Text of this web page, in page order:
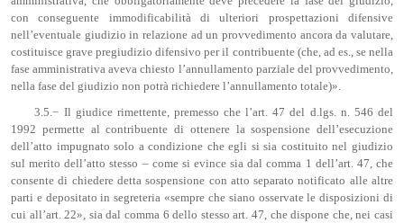
con conseguente immodificabilità di ulteriori prospettazioni difensive
nell’eventuale giudizio in relazione ad un provvedimento ancora da valutare,
costituisce grave pregiudizio difensivo per il contribuente (che, ad es., se nella
fase amministrativa aveva chiesto l’annullamento parziale del provvedimento,
nella fase del giudizio non potrà richiedere l’annullamento totale)».
3.5.− Il giudice rimettente, premesso che l’art. 47 del d.lgs. n. 546 del
1992 permette al contribuente di ottenere la sospensione dell’esecuzione
dell’atto impugnato solo a condizione che egli si sia costituito nel giudizio
sul merito dell’atto stesso – come si evince sia dal comma 1 dell’art. 47, che
consente di chiedere detta sospensione con atto separato notificato alle altre
parti e depositato in segreteria «sempre che siano osservate le disposizioni di
cui all’art. 22», sia dal comma 6 dello stesso art. 47, che dispone che, nei casi